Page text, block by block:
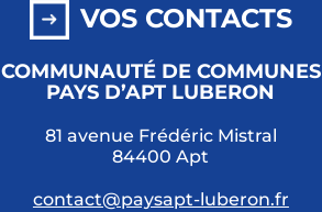
VOS CONTACTS
COMMUNAUTÉ DE COMMUNES
PAYS D’APT LUBERON
81 avenue Frédéric Mistral
84400 Apt
contact@paysapt-luberon.fr